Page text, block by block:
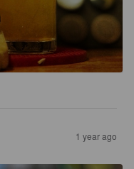
1 year ago